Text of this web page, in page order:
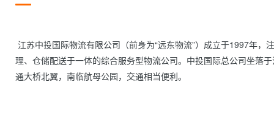
理、仓储配送于一体的综合服务型物流公司。中投国际总公司坐落
通大桥北翼，南临航母公园，交通相当便利。